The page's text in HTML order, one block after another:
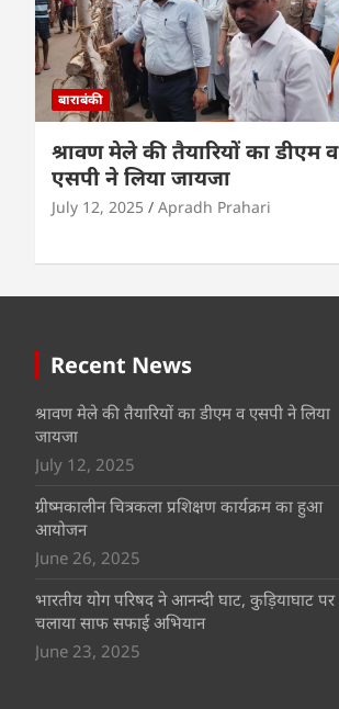
बाराबंकी
श्रावण मेले की तैयारियों का डीएम व
एसपी ने लिया जायजा
July 12, 2025 Apradh Prahari
Recent News
श्रावण मेले की तैयारियों का डीएम व एसपी ने लिया
जायजा
July 12, 2025
ग्रीष्मकालीन चित्रकला प्रशिक्षण कार्यक्रम का हुआ
आयोजन
June 26, 2025
भारतीय योग परिषद ने आनन्दी घाट, कुड़ियाघाट पर
चलाया साफ सफाई अभियान
June 23, 2025